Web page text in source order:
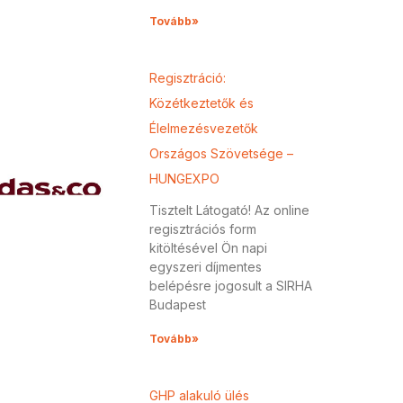
Tovább»
Regisztráció:
Közétkeztetők és
Élelmezésvezetők
Országos Szövetsége –
HUNGEXPO
Tisztelt Látogató! Az online
regisztrációs form
kitöltésével Ön napi
egyszeri díjmentes
belépésre jogosult a SIRHA
Budapest
Tovább»
GHP alakuló ülés